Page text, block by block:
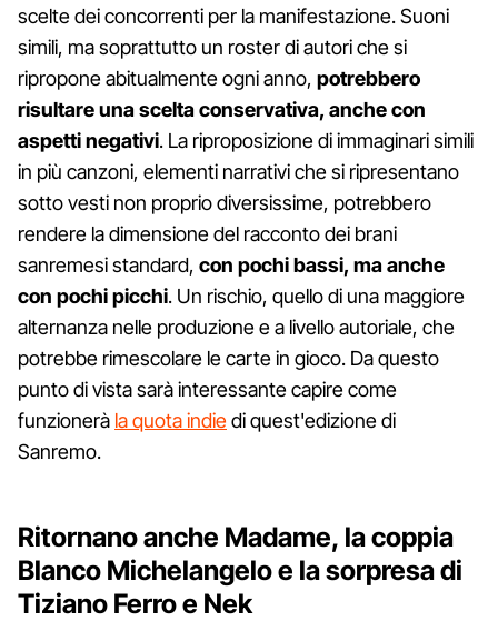
scelte dei concorrenti per la manifestazione. Suoni
simili, ma soprattutto un roster di autori che si
ripropone abitualmente ogni anno, potrebbero
risultare una scelta conservativa, anche con
aspetti negativi. La riproposizione di immaginari simili
in più canzoni, elementi narrativi che si ripresentano
sotto vesti non proprio diversissime, potrebbero
rendere la dimensione del racconto dei brani
sanremesi standard, con pochi bassi, ma anche
con pochi picchi. Un rischio, quello di una maggiore
alternanza nelle produzione e a livello autoriale, che
potrebbe rimescolare le carte in gioco. Da questo
punto di vista sarà interessante capire come
funzionerà la quota indiedi quest'edizione di
Sanremo.
Ritornano anche Madame, la coppia
Blanco Michelangelo e la sorpresa di
Tiziano Ferro e Nek